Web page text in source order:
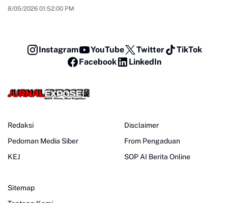
8/05/2026 01:52:00 PM
Instagram YouTube Twitter
TikTok
Facebook
LinkedIn
Redaksi
Pedoman Media Siber
KEJ
Disclaimer
From Pengaduan
SOP AI Berita Online
Sitemap